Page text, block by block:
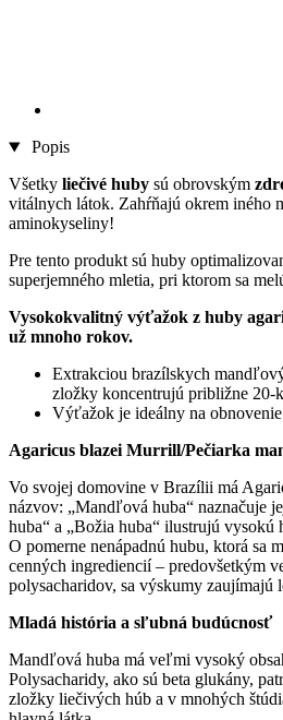
Popis
Všetky liečivé huby sú obrovským
vitálnych látok. Zahŕňajú okrem iného
aminokyseliny!
Pre tento produkt sú huby
superjemného mletia, pri ktorom sa
Vysokokvalitný výťažok z huby
už mnoho rokov.
Extrakciou brazílskych
zložky koncentrujú približne 20-
Výťažok je ideálny na
Agaricus blazei Murrill/Pečiarka
Vo svojej domovine v Brazílii má
názvov: „Mandľová huba“ naznačuje
huba“ a „Božia huba“ ilustrujú vysokú
O pomerne nenápadnú hubu, ktorá sa
cenných ingrediencií – predovšetkým
polysacharidov, sa výskumy
Mladá história a sľubná budúcnosť
Mandľová huba má veľmi vysoký
Polysacharidy, ako sú beta glukány,
zložky liečivých húb a v mnohých